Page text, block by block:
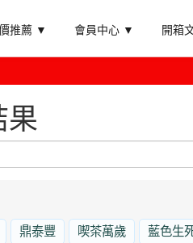
推薦 ▼ 會員中心 ▼ 開箱
鼎泰豐 喫茶萬歲 藍色生